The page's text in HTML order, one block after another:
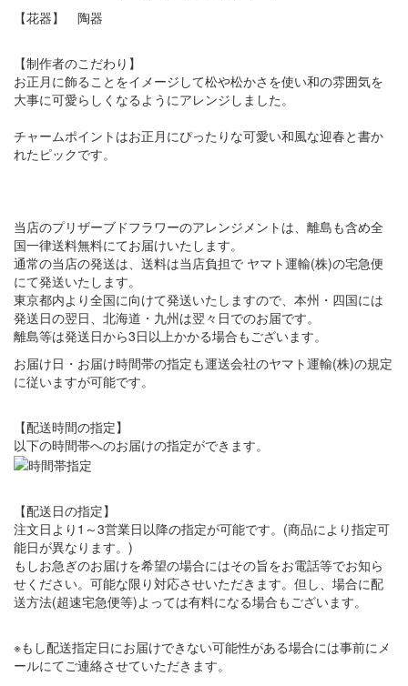
【花器】 陶器
【制作者のこだわり】
お正月に飾ることをイメージして松や松かさを使い和の雰囲気を
大事に可愛らしくなるようにアレンジしました。
チャームポイントはお正月にぴったりな可愛い和風な迎春と書か
れたピックです。
当店のプリザーブドフラワーのアレンジメントは、離島も含め全
国一律送料無料にてお届けいたします。
通常の当店の発送は、送料は当店負担で ヤマト運輸(株)の宅急便
にて発送いたします。
東京都内より全国に向けて発送いたしますので、本州・四国には
発送日の翌日、北海道・九州は翌々日でのお届です。
離島等は発送日から3日以上かかる場合もございます。
お届け日・お届け時間帯の指定も運送会社のヤマト運輸(株)の規定
に従いますが可能です。
【配送時間の指定】
以下の時間帯へのお届けの指定ができます。
【配送日の指定】
注文日より1～3営業日以降の指定が可能です。(商品により指定可
能日が異なります。)
もしお急ぎのお届けを希望の場合にはその旨をお電話等でお知ら
せください。可能な限り対応させいただきます。但し、場合に配
送方法(超速宅急便等)よっては有料になる場合もございます。
※もし配送指定日にお届けできない可能性がある場合には事前にメ
ールにてご連絡させていただきます。